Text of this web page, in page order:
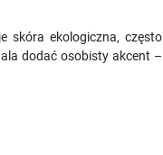
skóra ekologiczna, często
dodać osobisty akcent –